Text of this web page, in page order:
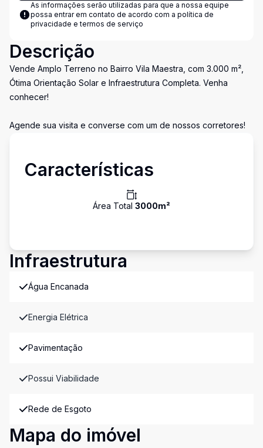
As informações serão utilizadas para que a nossa equipe
possa entrar em contato de acordo com a política de
privacidade e termos de serviço
Descrição
Vende Amplo Terreno no Bairro Vila Maestra, com 3.000 m²,
Ótima Orientação Solar e Infraestrutura Completa. Venha
conhecer!
Agende sua visita e converse com um de nossos corretores!
Características
Área Total 3000m²
Infraestrutura
Água Encanada
Energia Elétrica
Pavimentação
Possui Viabilidade
Rede de Esgoto
Mapa do imóvel